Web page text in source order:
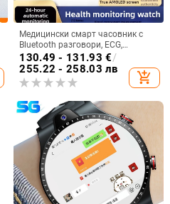
Медицински смарт часовник с
Bluetooth разговори, ECG,
измерване на кръвно налягане,
пулс и мониторинг на здравето
(липиди в кръвта и урикова
киселина)
130.49 - 131.93 €/
255.22 - 258.03 лв
add_shopping_cart